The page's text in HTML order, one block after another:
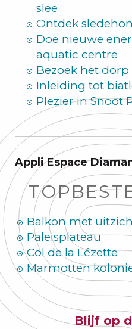
slee
Ontdek
Doe nieuwe
aquatic centre
Bezoek het
Inleiding tot
Plezier in Snoot
Appli Espace
Balkon met
Paleisplateau
Col de la Lézette
Marmotten
Blijf op